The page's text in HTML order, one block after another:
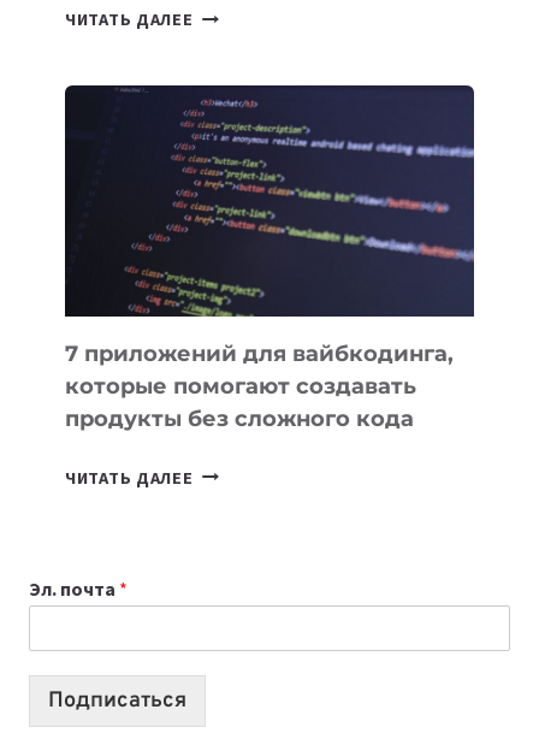
ЧИТАТЬ ДАЛЕЕ ТАСК-
ПОЛЕЗНЫХ
ИНСТРУМЕНТОВ
ДЛЯ
РАБОТЫ
7 приложений для вайбкодинга,
которые помогают создавать
продукты без сложного кода
ЧИТАТЬ ДАЛЕЕ 7
СОЗДАВАТЬ
ПРОДУКТЫ
Эл. почта *
Подписаться